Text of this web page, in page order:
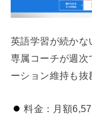
英語学習が続かな
専属コーチが週次
ーション維持も抜
料金：月額